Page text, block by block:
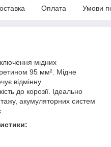
Оплата Умови
мідних
95 мм². Мідне
відмінну
до корозії. Ідеально
акумуляторних систем